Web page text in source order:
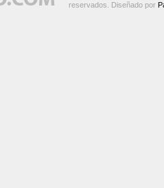
reservados. Diseñado por